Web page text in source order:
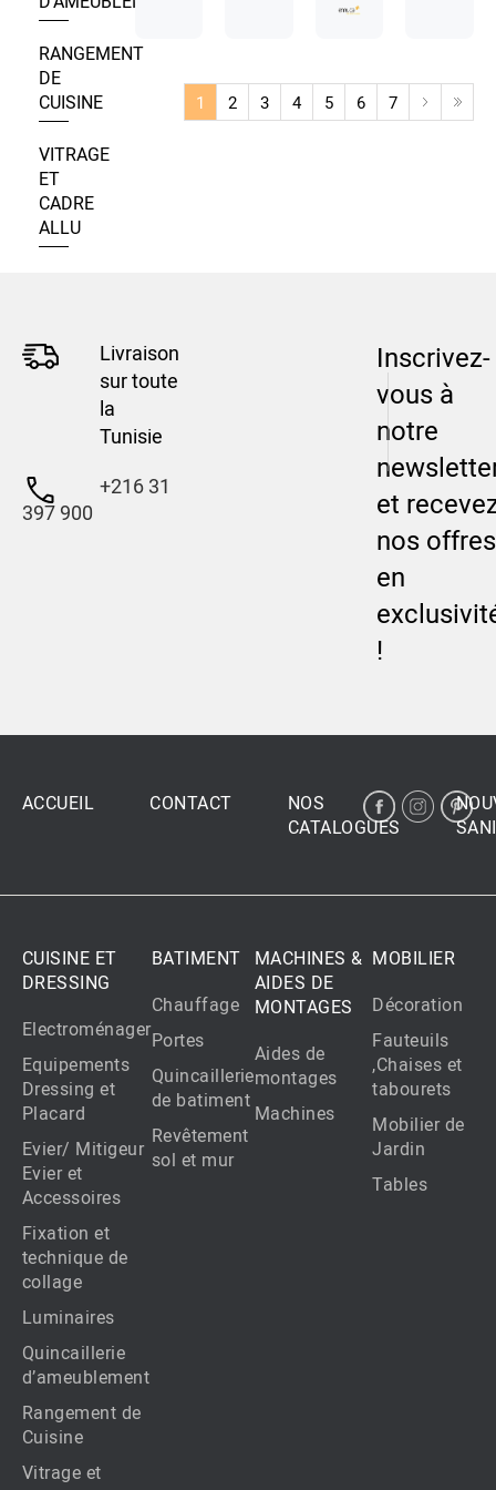
RANGEMENT
DE
CUISINE
VITRAGE
ET
CADRE
ALLU
1 2 3 4 5 6 7
Livraison
sur toute
la
Tunisie
+216 31
397 900
Inscrivez-
vous à
notre
et
nos offres
en
!
ACCUEIL CONTACT
NOS
CATALOGUES
CUISINE ET
DRESSING
Electroménager
Equipements
Dressing et
Placard
Evier/ Mitigeur
Evier et
Accessoires
Fixation et
technique de
collage
Luminaires
Quincaillerie
d’ameublement
Rangement de
Cuisine
Vitrage et
BATIMENT
Chauffage
Portes
Quincaillerie
de batiment
Revêtement
sol et mur
MACHINES &
AIDES DE
MONTAGES
Aides de
montages
Machines
MOBILIER
Décoration
Fauteuils
,Chaises et
tabourets
Mobilier de
Jardin
Tables